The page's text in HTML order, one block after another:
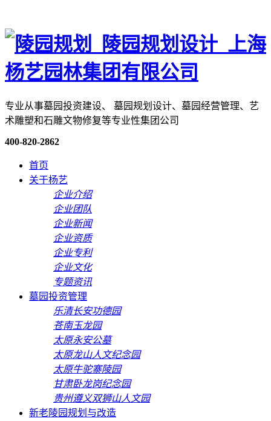
专业从事墓园投资建设、 墓园规划设计、墓园经营管理、艺
术雕塑和石雕文物修复等专业性集团公司
400-820-2862
首页
关于杨艺
企业介绍
企业团队
企业新闻
企业资质
企业专利
企业文化
专题资讯
墓园投资管理
乐清长安功德园
苍南玉龙园
太原永安公墓
太原龙山人文纪念园
太原牛驼寨陵园
甘肃卧龙岗纪念园
贵州遵义双狮山人文园
新老陵园规划与改造